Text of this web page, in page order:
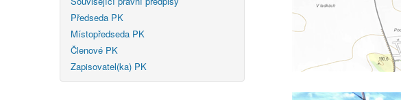
Předseda PK
Místopředseda PK
Členové PK
Zapisovatel(ka) PK